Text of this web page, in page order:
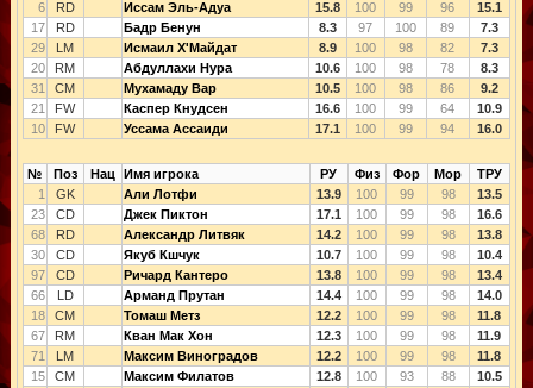
6
RD Иссам Эль-Адуа 15.8 100 99 96
15.1
17
RD Бадр Бенун 8.3 97 100 89
7.3
29
LM Исмаил Х'Майдат 8.9 100 98 82
7.3
20
RM Абдуллахи Нура 10.6 100 98 78
8.3
31
CM Мухамаду Вар 10.5 100 98 86
9.2
21
FW Каспер Кнудсен 16.6 100 99 64
10.9
10
FW Уссама Ассаиди 17.1 100 99 94 16.0
№ Поз Нац Имя игрока РУ Физ Фор Мор
ТРУ
1
GK Али Лотфи 13.9 100 99 98
13.5
23
CD Джек Пиктон 17.1 100 99 98
16.6
68
RD Александр Литвяк 14.2 100 99 98
13.8
30
CD Якуб Кшчук 10.7 100 99 98
10.4
97
CD Ричард Кантеро 13.8 100 99 98
13.4
66
LD Арманд Прутан 14.4 100 99 98
14.0
18
CM Томаш Метз 12.2 100 99 98
11.8
67
RM Кван Мак Хон 12.3 100 99 98
11.9
71
LM Максим Виноградов 12.2 100 99 98
11.8
15
CM Максим Филатов 12.8 100 93 88
10.5